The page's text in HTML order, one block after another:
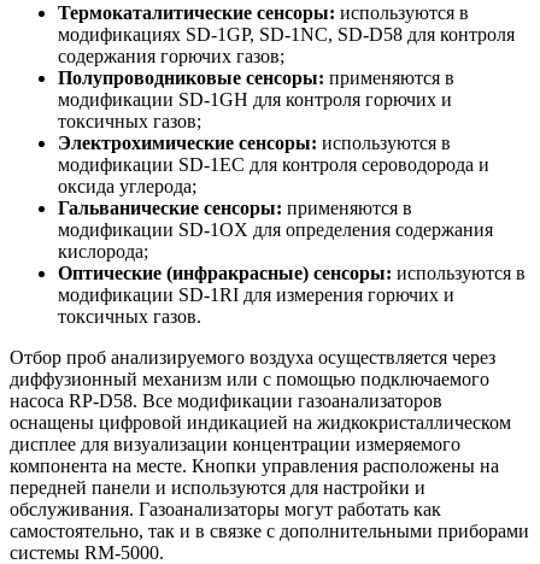
Термокаталитические сенсоры: используются в
модификациях SD-1GP, SD-1NC, SD-D58 для контроля
содержания горючих газов;
Полупроводниковые сенсоры: применяются в
модификации SD-1GH для контроля горючих и
токсичных газов;
Электрохимические сенсоры: используются в
модификации SD-1EC для контроля сероводорода и
оксида углерода;
Гальванические сенсоры: применяются в
модификации SD-1OX для определения содержания
кислорода;
Оптические (инфракрасные) сенсоры: используются в
модификации SD-1RI для измерения горючих и
токсичных газов.
Отбор проб анализируемого воздуха осуществляется через
диффузионный механизм или с помощью подключаемого
насоса RP-D58. Все модификации газоанализаторов
оснащены цифровой индикацией на жидкокристаллическом
дисплее для визуализации концентрации измеряемого
компонента на месте. Кнопки управления расположены на
передней панели и используются для настройки и
обслуживания. Газоанализаторы могут работать как
самостоятельно, так и в связке с дополнительными приборами
системы RM-5000.